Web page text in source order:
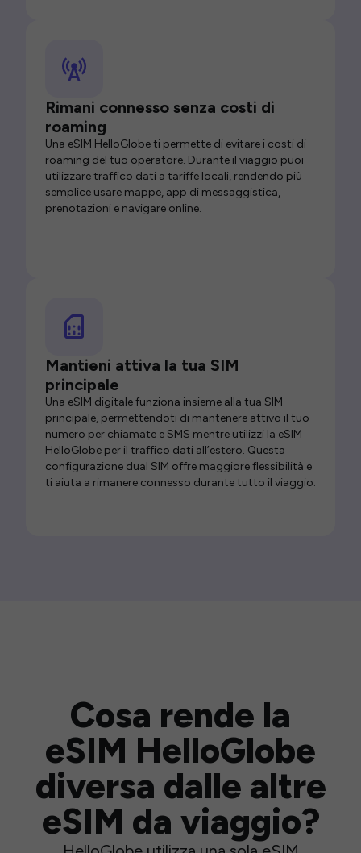
Rimani connesso senza costi di
roaming
Una eSIM HelloGlobe ti permette di evitare i costi di
roaming del tuo operatore. Durante il viaggio puoi
utilizzare traffico dati a tariffe locali, rendendo più
semplice usare mappe, app di messaggistica,
prenotazioni e navigare online.
Mantieni attiva la tua SIM
principale
Una eSIM digitale funziona insieme alla tua SIM
principale, permettendoti di mantenere attivo il tuo
numero per chiamate e SMS mentre utilizzi la eSIM
HelloGlobe per il traffico dati all’estero. Questa
configurazione dual SIM offre maggiore flessibilità e
ti aiuta a rimanere connesso durante tutto il viaggio.
Cosa rende la
eSIM HelloGlobe
diversa dalle altre
eSIM da viaggio?